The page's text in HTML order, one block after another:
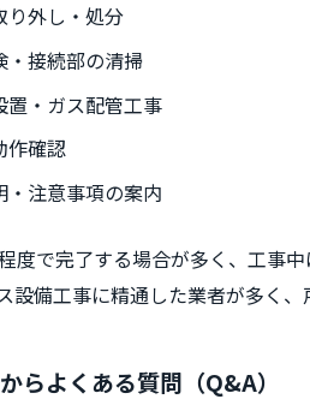
り外し・処分
・接続部の清掃
置・ガス配管工事
作確認
・注意事項の案内
度で完了する場合が多く、工事
設備工事に精通した業者が多く
らよくある質問（Q&A）